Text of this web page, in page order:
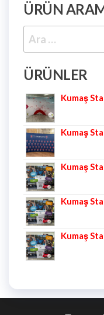
ÜRÜN
ÜRÜNLER
Kumaş
Kumaş
Kumaş
Kumaş
Kumaş